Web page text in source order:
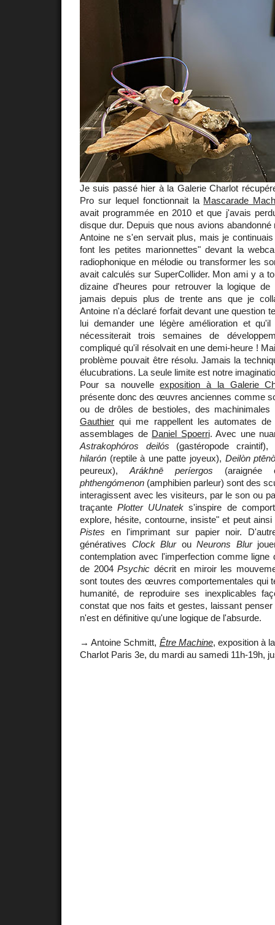
Je suis passé hier à la Galerie Charlot
Pro sur lequel fonctionnait la Mascarade
avait programmée en 2010 et que j'avais
disque dur. Depuis que nous avions
Antoine ne s'en servait plus, mais je
font les petites marionnettes" devant la
radiophonique en mélodie ou transformer les
avait calculés sur SuperCollider. Mon ami y a
dizaine d'heures pour retrouver la logique
jamais depuis plus de trente ans que je
Antoine n'a déclaré forfait devant une question
lui demander une légère amélioration et
nécessiterait trois semaines de
compliqué qu'il résolvait en une demi-heure !
problème pouvait être résolu. Jamais la
élucubrations. La seule limite est notre
Pour sa nouvelleexposition à la Galerie
présente donc des œuvres anciennes comme
ou de drôles de bestioles, des
Gauthier qui me rappellent les automates
assemblages de Daniel Spoerri. Avec une
Astrakophóros deilós (gastéropode craintif),
hilarón (reptile à une patte joyeux), Deilòn
peureux), Arákhnē períergos (araignée
phthengómenon (amphibien parleur) sont des
interagissent avec les visiteurs, par le son ou
traçantePlotter UUnatek s'inspire de
explore, hésite, contourne, insiste" et peut
Pistes en l'imprimant sur papier noir.
génératives Clock BlurouNeurons Blur
contemplation avec l'imperfection comme ligne
de 2004 Psychic décrit en miroir les
sont toutes des œuvres comportementales qui
humanité, de reproduire ses inexplicables
constat que nos faits et gestes, laissant
n'est en définitive qu'une logique de l'absurde.
→ Antoine Schmitt, Être Machine, exposition à
Charlot Paris 3e, du mardi au samedi 11h-19h,